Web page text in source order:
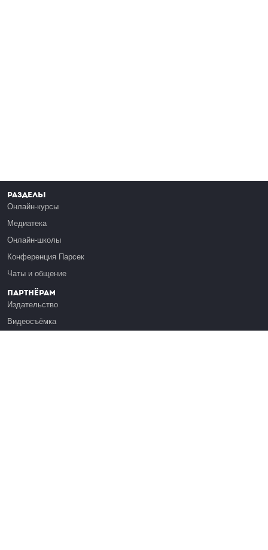
Разделы
Онлайн-курсы
Медиатека
Онлайн-школы
Конференция Парсек
Чаты и общение
Партнёрам
Издательство
Видеосъёмка